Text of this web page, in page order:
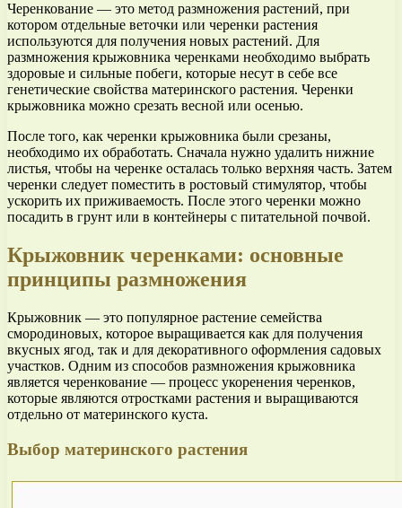
Черенкование — это метод размножения растений, при
котором отдельные веточки или черенки растения
используются для получения новых растений. Для
размножения крыжовника черенками необходимо выбрать
здоровые и сильные побеги, которые несут в себе все
генетические свойства материнского растения. Черенки
крыжовника можно срезать весной или осенью.
После того, как черенки крыжовника были срезаны,
необходимо их обработать. Сначала нужно удалить нижние
листья, чтобы на черенке осталась только верхняя часть. Затем
черенки следует поместить в ростовый стимулятор, чтобы
ускорить их приживаемость. После этого черенки можно
посадить в грунт или в контейнеры с питательной почвой.
Крыжовник черенками: основные
принципы размножения
Крыжовник — это популярное растение семейства
смородиновых, которое выращивается как для получения
вкусных ягод, так и для декоративного оформления садовых
участков. Одним из способов размножения крыжовника
является черенкование — процесс укоренения черенков,
которые являются отростками растения и выращиваются
отдельно от материнского куста.
Выбор материнского растения